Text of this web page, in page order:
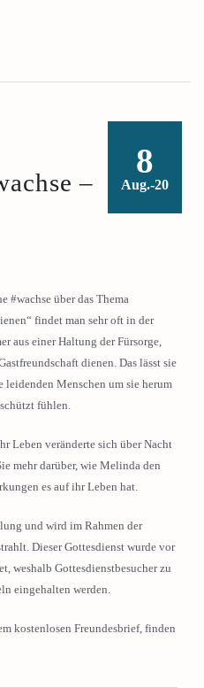
8
Aug.-20
–
#wachse über das Thema
findet man sehr oft in der
aus einer Haltung der Fürsorge,
dienen. Das lässt sie
leidenden Menschen um sie herum
fühlen.
Leben veränderte sich über Nacht
mehr darüber, wie Melinda den
es auf ihr Leben hat.
und wird im Rahmen der
Dieser Gottesdienst wurde vor
weshalb Gottesdienstbesucher zu
eingehalten werden.
kostenlosen Freundesbrief, finden